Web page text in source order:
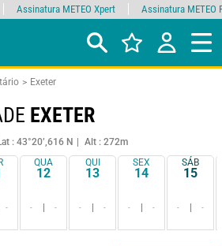
Exeter
EXETER
: 43°20’,616 N
Alt : 272m
-
QUA
12
- -
QUI
13
- -
SEX
14
- -
SÁB
15
- -
Assinatura METEO Xpert Assinatura METEO